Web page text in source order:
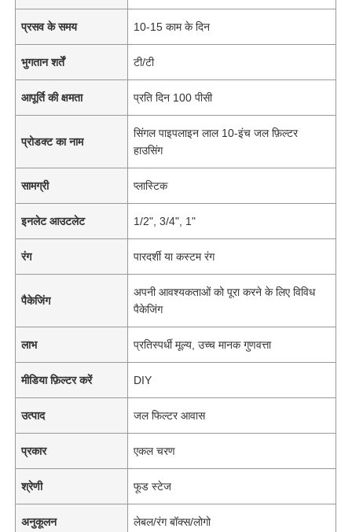
प्रसव के समय 10-15 काम के दिन
भुगतान शर्तें टी/टी
आपूर्ति की क्षमता प्रति दिन 100 पीसी
प्रोडक्ट का नाम
सिंगल पाइपलाइन लाल 10-इंच जल फ़िल्टर
हाउसिंग
सामग्री प्लास्टिक
इनलेट आउटलेट 1/2", 3/4", 1"
रंग पारदर्शी या कस्टम रंग
पैकेजिंग
अपनी आवश्यकताओं को पूरा करने के लिए विविध
पैकेजिंग
लाभ प्रतिस्पर्धी मूल्य, उच्च मानक गुणवत्ता
मीडिया फ़िल्टर करें DIY
उत्पाद जल फिल्टर आवास
प्रकार एकल चरण
श्रेणी फूड स्टेज
अनुकूलन लेबल/रंग बॉक्स/लोगो